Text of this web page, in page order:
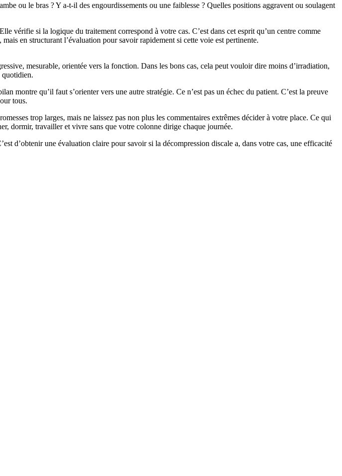
ou le bras ? Y a-t-il des engourdissements ou une faiblesse ? Quelles positions aggravent ou soulagent
vérifie si la logique du traitement correspond à votre cas. C’est dans cet esprit qu’un centre comme
en structurant l’évaluation pour savoir rapidement si cette voie est pertinente.
mesurable, orientée vers la fonction. Dans les bons cas, cela peut vouloir dire moins d’irradiation,
quotidien.
montre qu’il faut s’orienter vers une autre stratégie. Ce n’est pas un échec du patient. C’est la preuve
tous.
trop larges, mais ne laissez pas non plus les commentaires extrêmes décider à votre place. Ce qui
dormir, travailler et vivre sans que votre colonne dirige chaque journée.
d’obtenir une évaluation claire pour savoir si la décompression discale a, dans votre cas, une efficacité